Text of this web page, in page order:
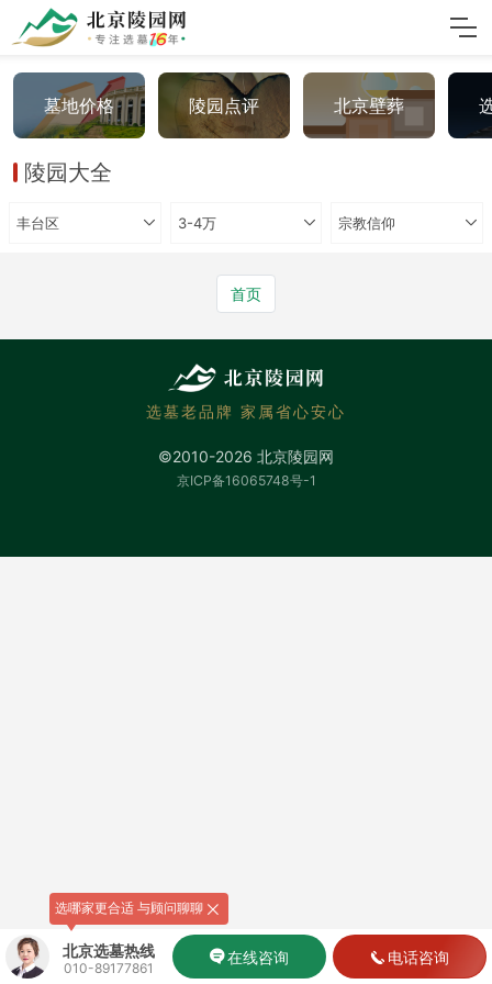
墓地价格 陵园点评 北京壁葬
陵园大全
丰台区 3-4万 宗教信仰
首页
北京选墓热线
010-89177861
在线咨询 电话咨询
选哪家更合适 与顾问聊聊
选墓老品牌 家属省心安心
©2010-2026 北京陵园网
京ICP备16065748号-1